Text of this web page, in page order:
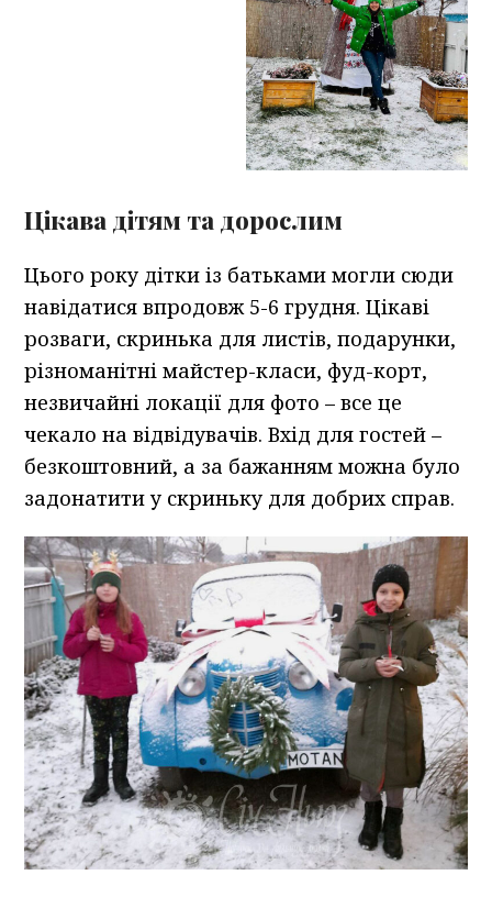
Цікава дітям та дорослим
Цього року дітки із батьками могли сюди
навідатися впродовж 5-6 грудня. Цікаві
розваги, скринька для листів, подарунки,
різноманітні майстер-класи, фуд-корт,
незвичайні локації для фото – все це
чекало на відвідувачів. Вхід для гостей –
безкоштовний, а за бажанням можна було
задонатити у скриньку для добрих справ.